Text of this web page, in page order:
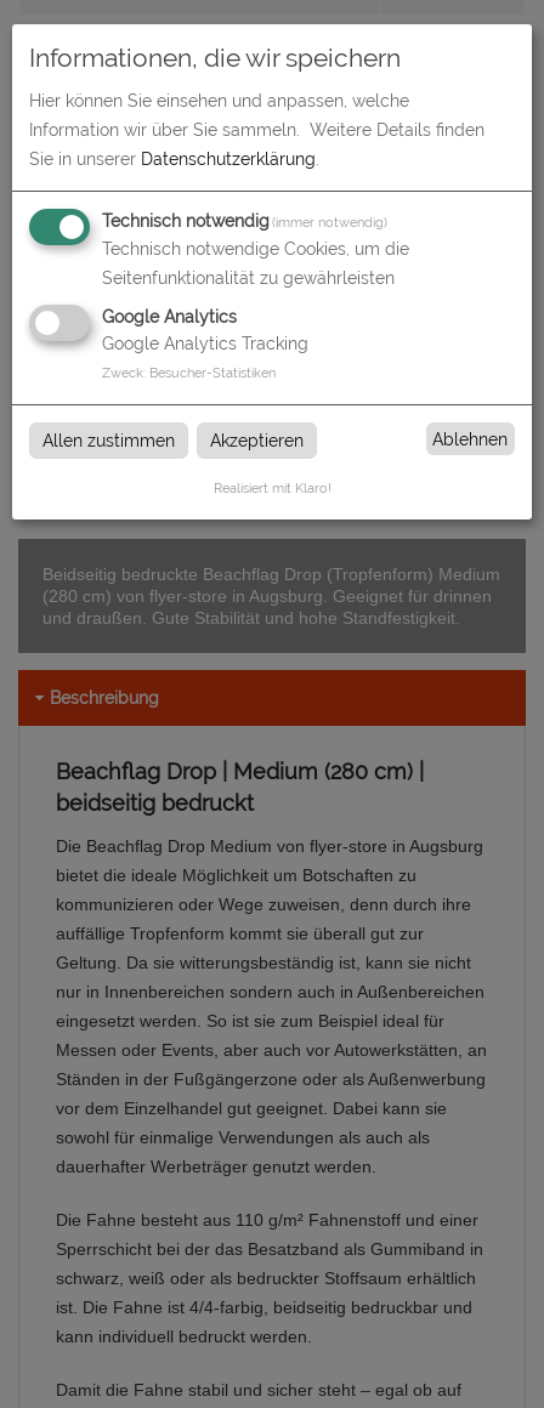
zzgl. 19% MwSt. 24,11
Gesamtbetrag (brutto)
Datenupload (min. 0 / max. 10)
In den Warenkorb
Beidseitig bedruckte Beachflag Drop (Tropfenform) Medium
(280 cm) von flyer-store in Augsburg. Geeignet für drinnen
und draußen. Gute Stabilität und hohe Standfestigkeit.
Beschreibung
Beachflag Drop | Medium (280 cm) |
beidseitig bedruckt
Die Beachflag Drop Medium von flyer-store in Augsburg
bietet die ideale Möglichkeit um Botschaften zu
kommunizieren oder Wege zuweisen, denn durch ihre
auffällige Tropfenform kommt sie überall gut zur
Geltung. Da sie witterungsbeständig ist, kann sie nicht
nur in Innenbereichen sondern auch in Außenbereichen
eingesetzt werden. So ist sie zum Beispiel ideal für
Messen oder Events, aber auch vor Autowerkstätten, an
Ständen in der Fußgängerzone oder als Außenwerbung
vor dem Einzelhandel gut geeignet. Dabei kann sie
sowohl für einmalige Verwendungen als auch als
dauerhafter Werbeträger genutzt werden.
Die Fahne besteht aus 110 g/m² Fahnenstoff und einer
Sperrschicht bei der das Besatzband als Gummiband in
schwarz, weiß oder als bedruckter Stoffsaum erhältlich
ist. Die Fahne ist 4/4-farbig, beidseitig bedruckbar und
kann individuell bedruckt werden.
Damit die Fahne stabil und sicher steht – egal ob auf
Informationen, die wir speichern
Hier können Sie einsehen und anpassen, welche
Information wir über Sie sammeln.
Weitere Details finden
Sie in unserer Datenschutzerklärung
Technisch notwendig(immer notwendig)
Technisch notwendige Cookies, um die
Seitenfunktionalität zu gewährleisten
Google Analytics
Google Analytics Tracking
Zweck: Besucher-Statistiken
Allen zustimmen Akzeptieren Ablehnen
Realisiert mit Klaro!